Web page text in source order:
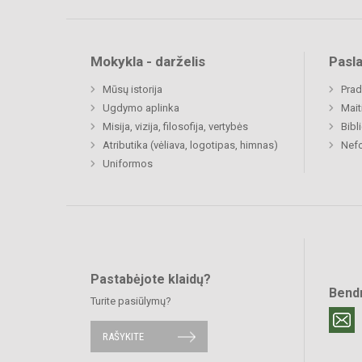
Mokykla - darželis
Mūsų istorija
Ugdymo aplinka
Misija, vizija, filosofija, vertybės
Atributika (vėliava, logotipas, himnas)
Uniformos
Pastabėjote klaidų?
Turite pasiūlymų?
RAŠYKITE